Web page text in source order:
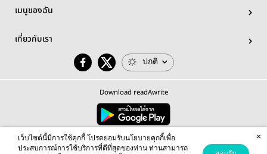
เมนูของฉัน
เกี่ยวกับเรา
ปกติ
Download readAwrite
© 2026 readAwrite.com by MEB Corporation Public Company Limited
This site is protected by reCAPTCHA and the Google Privacy Policy Terms of Serviceapply.
เว็บไซต์นี้มีการใช้คุกกี้ โปรดยอมรับนโยบายคุกกี้เพื่อ
ประสบการณ์การใช้บริการที่ดีที่สุดของท่าน ท่านสามารถ
×